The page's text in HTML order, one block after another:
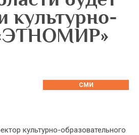
культурно-
«ЭТНОМИР»
СМИ
культурно-образовательного